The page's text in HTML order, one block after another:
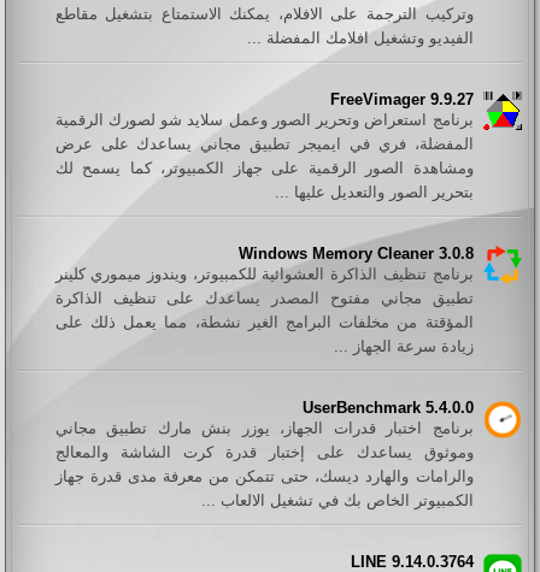
وتركيب الترجمة على الافلام، يمكنك الاستمتاع بتشغيل مقاطع
الفيديو وتشغيل افلامك المفضلة ...
FreeVimager 9.9.27
برنامج استعراض وتحرير الصور وعمل سلايد شو لصورك الرقمية
المفضلة، فري في ايميجر تطبيق مجاني يساعدك على عرض
ومشاهدة الصور الرقمية على جهاز الكمبيوتر، كما يسمح لك
بتحرير الصور والتعديل عليها ...
Windows Memory Cleaner 3.0.8
برنامج تنظيف الذاكرة العشوائية للكمبيوتر، ويندوز ميموري كلينر
تطبيق مجاني مفتوح المصدر يساعدك على تنظيف الذاكرة
المؤقتة من مخلفات البرامج الغير نشطة، مما يعمل ذلك على
زيادة سرعة الجهاز ...
UserBenchmark 5.4.0.0
برنامج اختبار قدرات الجهاز، يوزر بنش مارك تطبيق مجاني
وموثوق يساعدك على إختبار قدرة كرت الشاشة والمعالج
والرامات والهارد ديسك، حتى تتمكن من معرفة مدى قدرة جهاز
الكمبيوتر الخاص بك في تشغيل الالعاب ...
LINE 9.14.0.3764